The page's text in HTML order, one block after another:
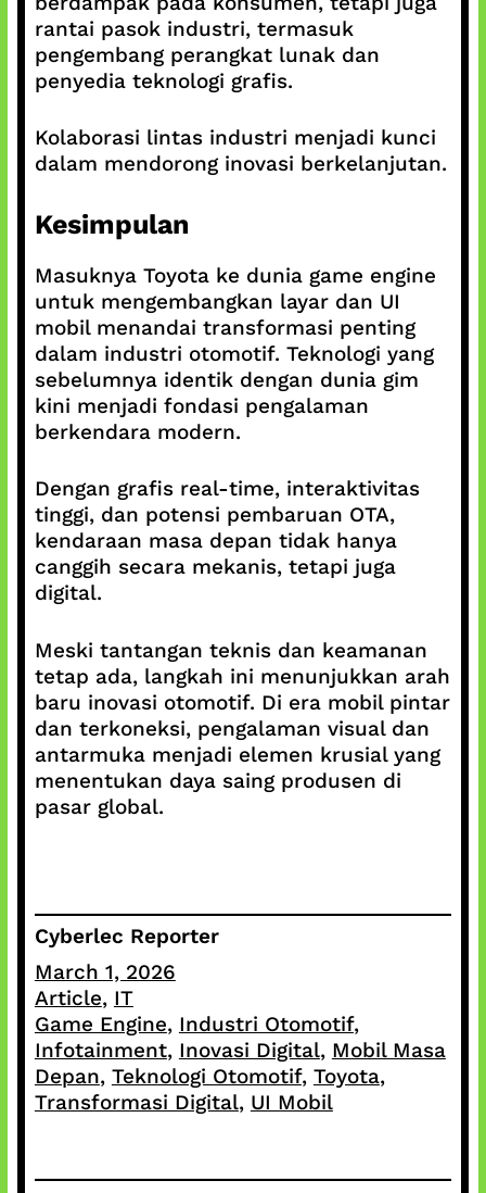
rantai pasok industri, termasuk
pengembang perangkat lunak dan
penyedia teknologi grafis.
Kolaborasi lintas industri menjadi kunci
dalam mendorong inovasi berkelanjutan.
Kesimpulan
Masuknya Toyota ke dunia game engine
untuk mengembangkan layar dan UI
mobil menandai transformasi penting
dalam industri otomotif. Teknologi yang
sebelumnya identik dengan dunia gim
kini menjadi fondasi pengalaman
berkendara modern.
Dengan grafis real-time, interaktivitas
tinggi, dan potensi pembaruan OTA,
kendaraan masa depan tidak hanya
canggih secara mekanis, tetapi juga
digital.
Meski tantangan teknis dan keamanan
tetap ada, langkah ini menunjukkan arah
baru inovasi otomotif. Di era mobil pintar
dan terkoneksi, pengalaman visual dan
antarmuka menjadi elemen krusial yang
menentukan daya saing produsen di
pasar global.
Cyberlec Reporter
March 1, 2026
Article, IT
Game Engine, Industri Otomotif ,
Infotainment, Inovasi Digital, Mobil Masa
Depan, Teknologi Otomotif, Toyota ,
Transformasi Digital, UI Mobil